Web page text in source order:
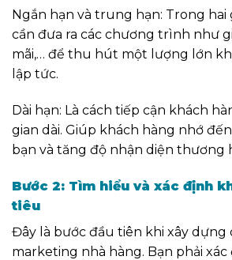
Ngắn hạn và trung hạn: Trong hai
cần đưa ra các chương trình như
mãi,… để thu hút một lượng lớn
lập tức.
Dài hạn: Là cách tiếp cận khách
gian dài. Giúp khách hàng nhớ
bạn và tăng độ nhận diện thương
Bước 2: Tìm hiểu và xác định
tiêu
Đây là bước đầu tiên khi xây dựng
marketing nhà hàng. Bạn phải